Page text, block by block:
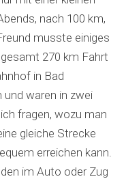
nach 100 km,
musste einiges
270 km Fahrt
in Bad
und waren in zwei
fragen, wozu man
gleiche Strecke
erreichen kann.
im Auto oder Zug